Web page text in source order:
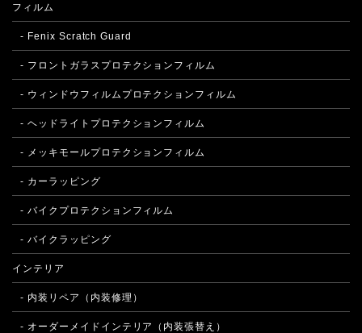
フィルム
- Fenix Scratch Guard
- フロントガラスプロテクションフィルム
- ウィンドウフィルムプロテクションフィルム
- ヘッドライトプロテクションフィルム
- メッキモールプロテクションフィルム
- カーラッピング
- バイクプロテクションフィルム
- バイクラッピング
インテリア
- 内装リペア（内装修理）
- オーダーメイドインテリア（内装張替え）